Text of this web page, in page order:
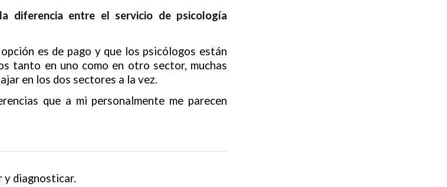
diferencia entre el servicio de psicología
es de pago y que los psicólogos están
tanto en uno como en otro sector, muchas
en los dos sectores a la vez.
que a mi personalmente me parecen
y diagnosticar.